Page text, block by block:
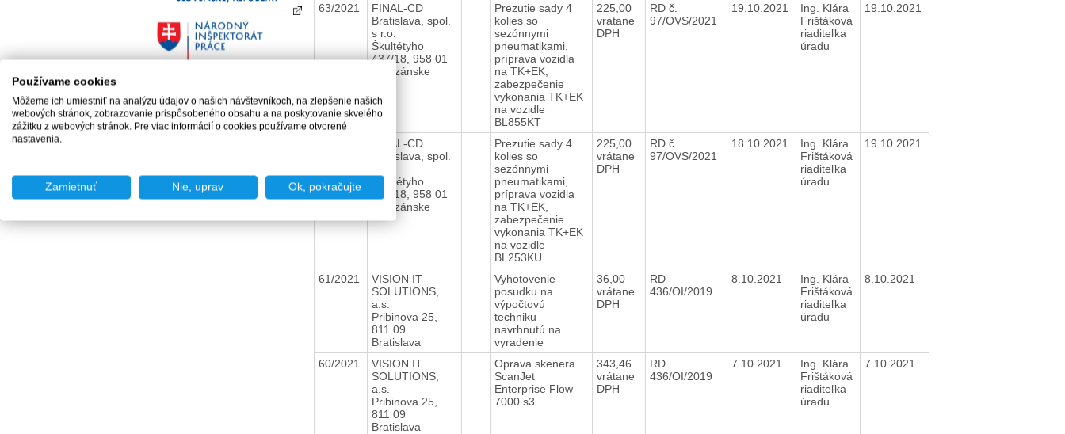
63/2021
FINAL-CD
Bratislava, spol.
s r.o.
Škultétyho
437/18, 958 01
Partizánske
Prezutie sady 4
kolies so
sezónnymi
pneumatikami,
príprava vozidla
na TK+EK,
zabezpečenie
vykonania TK+EK
na vozidle
BL855KT
225,00
vrátane
DPH
RD č.
97/OVS/2021
19.10.2021
Ing. Klára
Frištáková
riaditeľka
úradu
19.10.2021
FINAL-CD
Bratislava, spol.
Škultétyho
437/18, 958 01
Partizánske
Prezutie sady 4
kolies so
sezónnymi
pneumatikami,
príprava vozidla
na TK+EK,
zabezpečenie
vykonania TK+EK
na vozidle
BL253KU
225,00
vrátane
DPH
RD č.
97/OVS/2021
18.10.2021
Ing. Klára
Frištáková
riaditeľka
úradu
19.10.2021
61/2021
VISION IT
SOLUTIONS,
a.s.
Pribinova 25,
811 09
Bratislava
Vyhotovenie
posudku na
výpočtovú
techniku
navrhnutú na
vyradenie
36,00
vrátane
DPH
RD
436/OI/2019
8.10.2021
Ing. Klára
Frištáková
riaditeľka
úradu
8.10.2021
60/2021
VISION IT
SOLUTIONS,
a.s.
Pribinova 25,
811 09
Bratislava
Oprava skenera
ScanJet
Enterprise Flow
7000 s3
343,46
vrátane
DPH
RD
436/OI/2019
7.10.2021
Ing. Klára
Frištáková
riaditeľka
úradu
7.10.2021
Používame cookies
Môžeme ich umiestniť na analýzu údajov o našich návštevníkoch, na zlepšenie našich
webových stránok, zobrazovanie prispôsobeného obsahu a na poskytovanie skvelého
zážitku z webových stránok. Pre viac informácií o cookies používame otvorené
nastavenia.
Zamietnuť Nie, uprav Ok, pokračujte